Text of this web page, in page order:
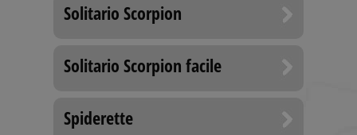
Solitario Scorpion
Solitario Scorpion facile
Spiderette